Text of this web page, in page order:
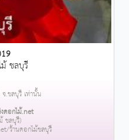
ชลบุรี
.ชลบุรี เท่านั้น
ดอกไม้.net
ชลบุรี)
ร้านดอกไม้ชลบุรี